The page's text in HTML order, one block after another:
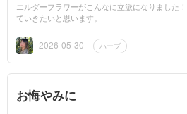
エルダーフラワーがこんなに立派になりました
ていきたいと思います。
2026-05-30 ハーブ
お悔やみに